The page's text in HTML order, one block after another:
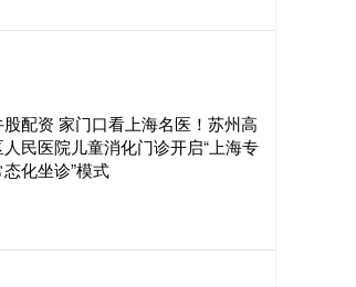
配资 家门口看上海名医！苏州高
人民医院儿童消化门诊开启“上海专
化坐诊”模式